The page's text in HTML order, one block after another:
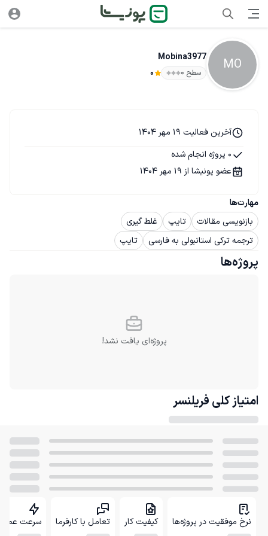
MO
Mobina3977
سطح ۰ 0
مهارت‌ها
بازنویسی مقالات
تایپ
غلط گیری
ترجمه ترکی استانبولی به فارسی
تایپ
آخرین فعالیت 19 مهر 1404
0 پروژه انجام شده
عضو پونیشا از 19 مهر 1404
پروژه‌ها
پروژه‌ای یافت نشد!
امتیاز کلی فریلنسر
نرخ موفقیت در پروژه‌ها کیفیت کار تعامل با کارفرما سرعت عمل